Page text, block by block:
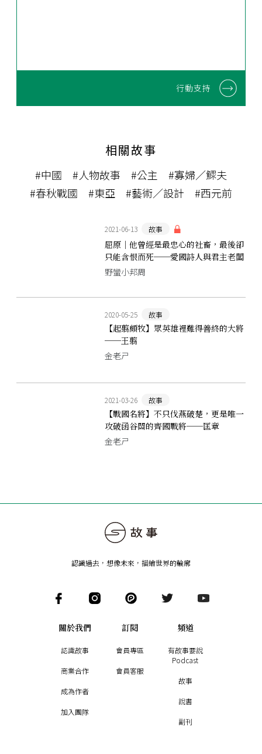
行動支持
相關故事
#中國 #人物故事 #公主
#寡婦／鰥夫
#春秋戰國
#東亞 #藝術／設計 #西元前
2021-06-13 故事
屈原｜他曾經是最忠心的社畜，最後卻
只能含恨而死──愛國詩人與君主老闆
的職場恩仇錄
野蠻小邦周
2020-05-25 故事
【起翦頗牧】眾英雄裡難得善終的大將
──王翦
金老ㄕ
2021-03-26 故事
【戰國名將】不只伐燕破楚，更是唯一
攻破函谷關的齊國戰將──匡章
金老ㄕ
認識過去，想像未來 ， 描繪世界的輪廓
關於我們
認識故事
商業合作
成為作者
加入團隊
訂閱
會員專區
會員客服
頻道
有故事要說
Podcast
故事
說書
副刊